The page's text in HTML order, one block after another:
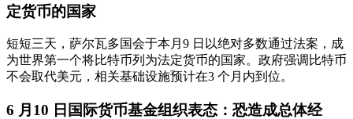
定货币的国家
短短三天，萨尔瓦多国会于本月9 日以绝对多数通过法案，成
为世界第一个将比特币列为法定货币的国家。政府强调比特币
不会取代美元，相关基础设施预计在3 个月内到位。
6 月10 日国际货币基金组织表态：恐造成总体经